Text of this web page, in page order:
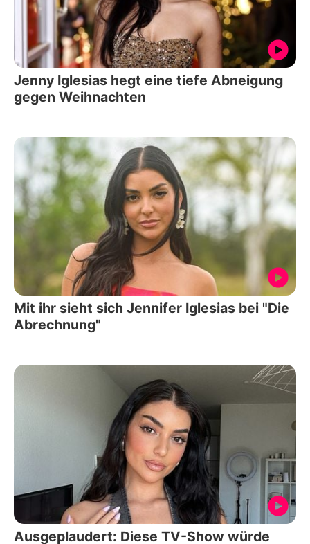
Jenny Iglesias hegt eine tiefe Abneigung
gegen Weihnachten
Mit ihr sieht sich Jennifer Iglesias bei "Die
Abrechnung"
Ausgeplaudert: Diese TV-Show würde